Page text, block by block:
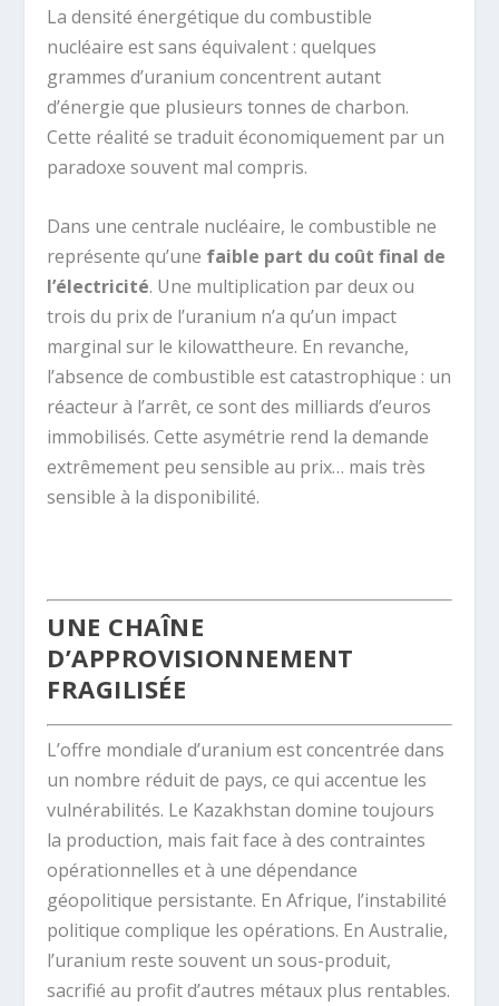
La densité énergétique du combustible
nucléaire est sans équivalent : quelques
grammes d’uranium concentrent autant
d’énergie que plusieurs tonnes de charbon.
Cette réalité se traduit économiquement par un
paradoxe souvent mal compris.
Dans une centrale nucléaire, le combustible ne
représente qu’une faible part du coût final de
l’électricité. Une multiplication par deux ou
trois du prix de l’uranium n’a qu’un impact
marginal sur le kilowattheure. En revanche,
l’absence de combustible est catastrophique : un
réacteur à l’arrêt, ce sont des milliards d’euros
immobilisés. Cette asymétrie rend la demande
extrêmement peu sensible au prix… mais très
sensible à la disponibilité.
UNE CHAÎNE
D’APPROVISIONNEMENT
FRAGILISÉE
L’offre mondiale d’uranium est concentrée dans
un nombre réduit de pays, ce qui accentue les
vulnérabilités. Le Kazakhstan domine toujours
la production, mais fait face à des contraintes
opérationnelles et à une dépendance
géopolitique persistante. En Afrique, l’instabilité
politique complique les opérations. En Australie,
l’uranium reste souvent un sous-produit,
sacrifié au profit d’autres métaux plus rentables.